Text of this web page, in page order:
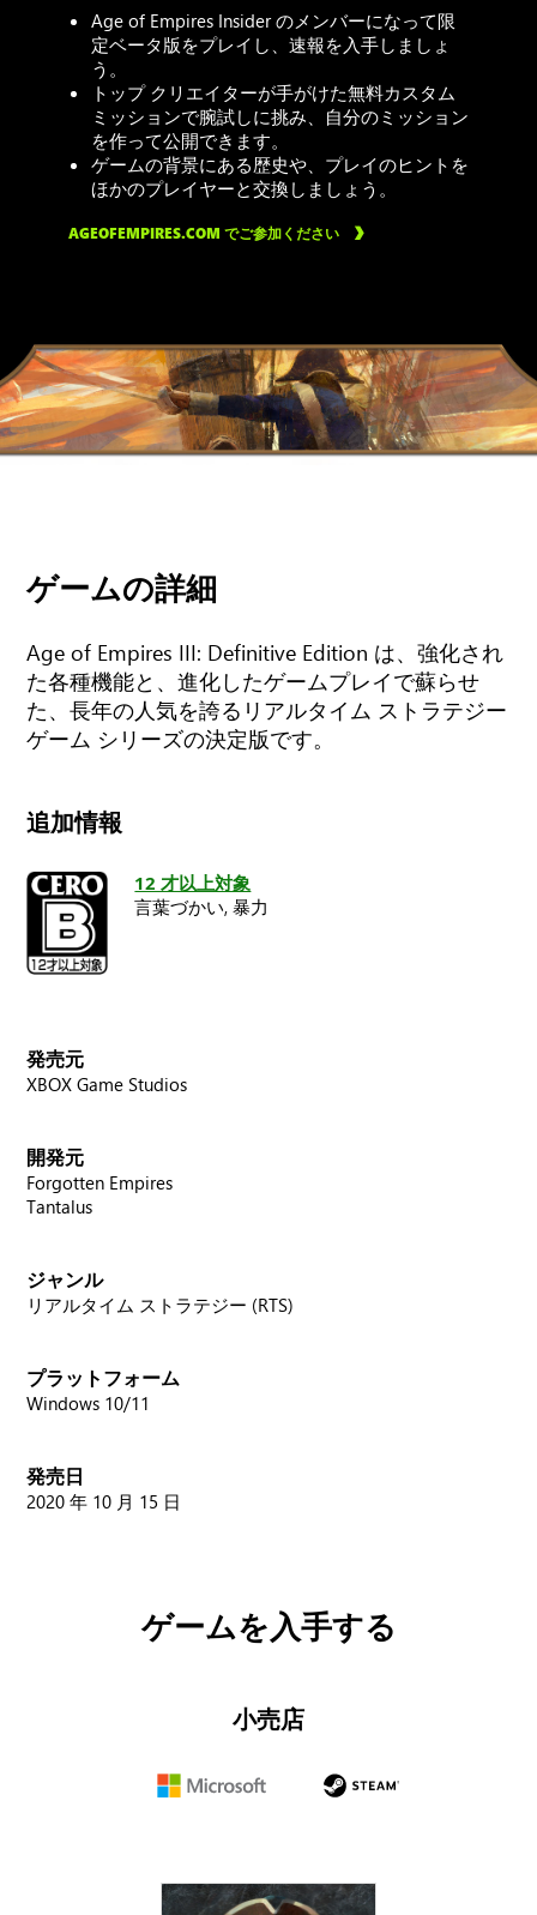
Age of Empires Insider のメンバーになって限
定ベータ版をプレイし、速報を入手しましょ
う。
トップ クリエイターが手がけた無料カスタム
ミッションで腕試しに挑み、自分のミッション
を作って公開できます。
ゲームの背景にある歴史や、プレイのヒントを
ほかのプレイヤーと交換しましょう。
AGEOFEMPIRES.COM でご参加ください
ゲームの詳細
Age of Empires III: Definitive Edition は、強化され
た各種機能と、進化したゲームプレイで蘇らせ
た、長年の人気を誇るリアルタイム ストラテジー
ゲーム シリーズの決定版です。
追加情報
12 才以上対象
言葉づかい, 暴力
発売元
XBOX Game Studios
開発元
Forgotten Empires
Tantalus
ジャンル
リアルタイム ストラテジー (RTS)
プラットフォーム
Windows 10/11
発売日
2020 年 10 月 15 日
ゲームを入手する
小売店